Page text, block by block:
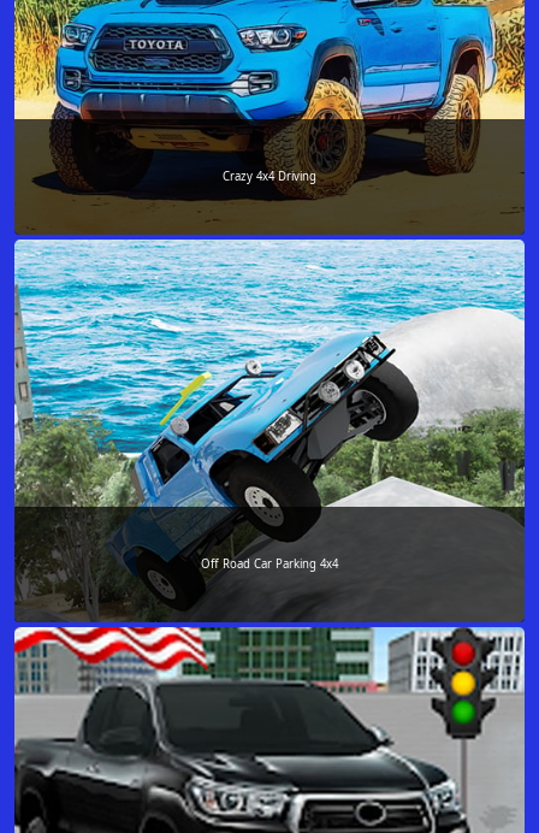
Crazy 4x4 Driving
Off Road Car Parking 4x4